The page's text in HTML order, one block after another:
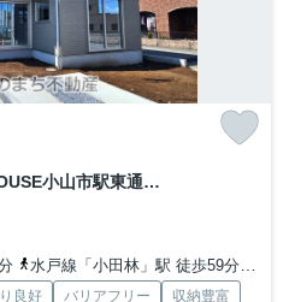
BIG HOUSE GOOD HOUSE小山市駅東通り9期 1号棟
水戸線「小田林」駅 徒歩59分
良好 バリアフリー
収納豊富